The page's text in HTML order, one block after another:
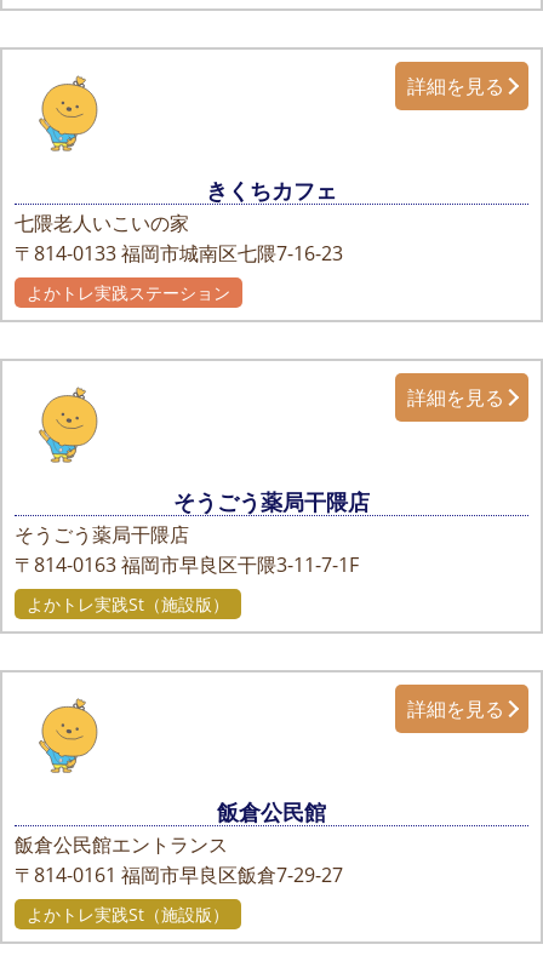
きくちカフェ
七隈老人いこいの家
〒814-0133福岡市城南区七隈7-16-23
詳細を見る
よかトレ実践ステーション
そうごう薬局干隈店
そうごう薬局干隈店
〒814-0163福岡市早良区干隈3-11-7-1F
詳細を見る
よかトレ実践St（施設版）
飯倉公民館
飯倉公民館エントランス
〒814-0161 福岡市早良区飯倉7-29-27
詳細を見る
よかトレ実践St（施設版）